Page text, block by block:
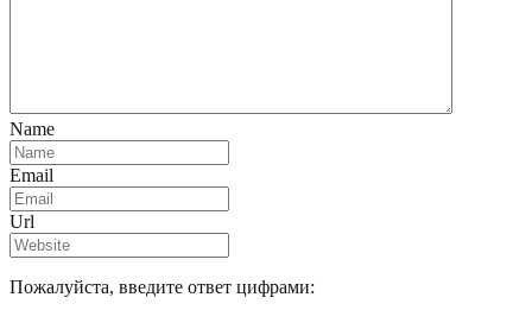
Name
Email
Url
Пожалуйста, введите ответ цифрами: